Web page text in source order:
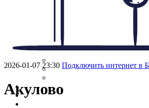
Москва и Подмосковье
Комплекты
Усиления GSM сигнала
Видеонаблюдение
Усиление связи
2026-01-07 23:30 Подключить интернет в
Акулово